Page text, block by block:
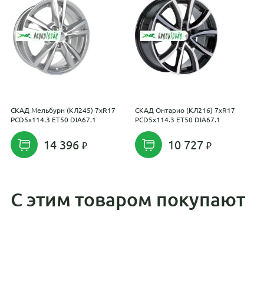
СКАД Мельбурн (КЛ245) 7xR17
PCD5x114.3 ET50 DIA67.1
14 396
СКАД Онтарио (КЛ216) 7xR17
PCD5x114.3 ET50 DIA67.1
10 727
С этим товаром покупают